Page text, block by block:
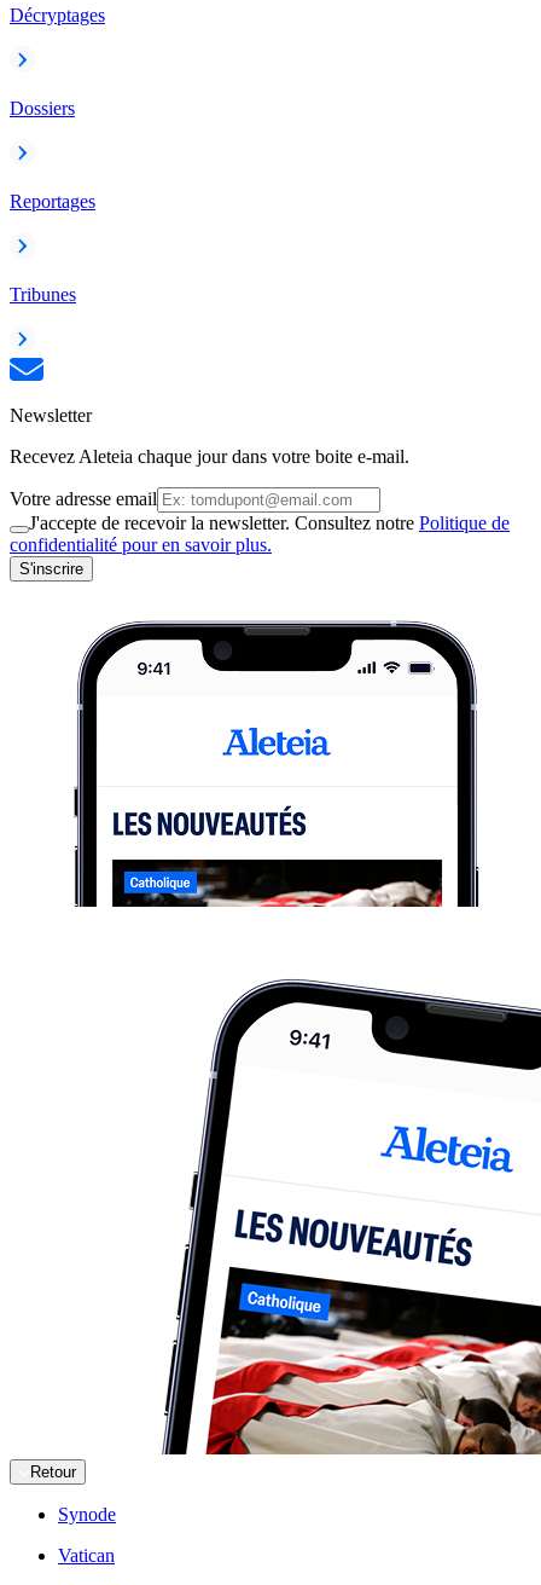
Décryptages
Dossiers
Reportages
Tribunes
Newsletter
Recevez Aleteia chaque jour dans votre boite e-mail.
Votre adresse email
J'accepte de recevoir la newsletter. Consultez notre Politique de
confidentialité pour en savoir plus.
S'inscrire
Retour
Synode
Vatican